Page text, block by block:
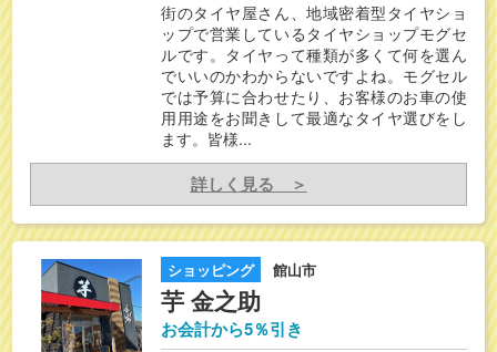
街のタイヤ屋さん、地域密着型タイヤショ
ップで営業しているタイヤショップモグセ
ルです。タイヤって種類が多くて何を選ん
でいいのかわからないですよね。モグセル
では予算に合わせたり、お客様のお車の使
用用途をお聞きして最適なタイヤ選びをし
ます。皆様...
詳しく見る ＞
ショッピング 館山市
芋 金之助
お会計から5％引き